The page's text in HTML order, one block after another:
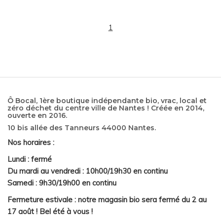
1
Ô Bocal, 1ère boutique indépendante bio, vrac, local et
zéro déchet du centre ville de Nantes ! Créée en 2014,
ouverte en 2016.
10 bis allée des Tanneurs 44000 Nantes.
Nos horaires :
Lundi : fermé
Du mardi au vendredi : 10h00/19h30 en continu
Samedi : 9h30/19h00 en continu
Fermeture estivale : notre magasin bio sera fermé du 2 au
17 août ! Bel été à vous !